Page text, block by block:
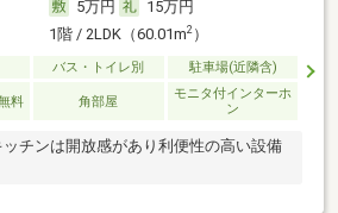
5万円
15万円
1階 / 2LDK（60.01m2）
バス・トイレ別 駐車場(近隣含)
料 角部屋
モニタ付インターホ
ン
チンは開放感があり利便性の高い設備